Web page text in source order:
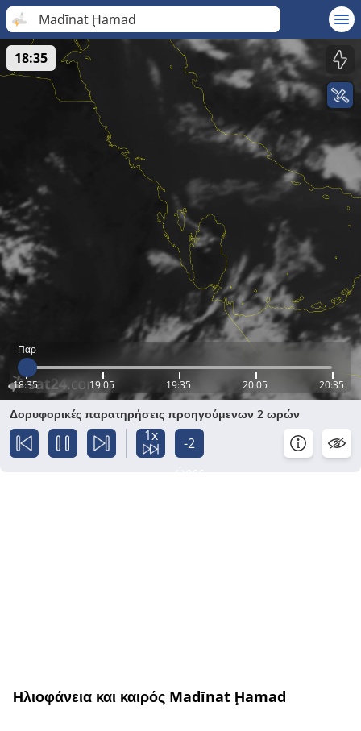
Madīnat Ḩamad
Παρ
18:35 19:05 19:35 20:05 20:35
18:35
Δορυφορικές παρατηρήσεις προηγούμενων 2 ωρών
1x
-2
Ηλιοφάνεια και καιρός Madīnat Ḩamad